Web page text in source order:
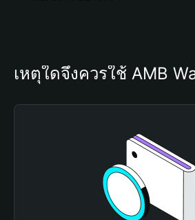
เหตุใดจึงควรใช้ AMB